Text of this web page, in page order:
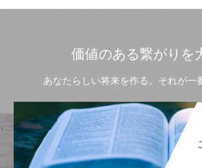
価値のある繋がりを
あなたらしい将来を作る。それが一